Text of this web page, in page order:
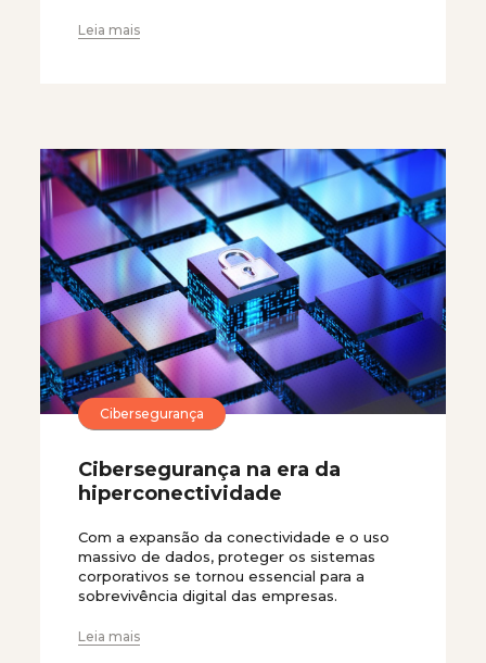
Leia mais
Cibersegurança
Cibersegurança na era da
hiperconectividade
Com a expansão da conectividade e o uso
massivo de dados, proteger os sistemas
corporativos se tornou essencial para a
sobrevivência digital das empresas.
Leia mais